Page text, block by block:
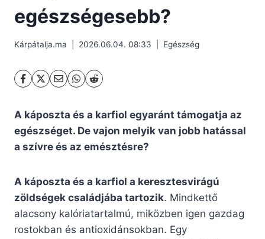
egészségesebb?
Kárpátalja.ma 2026.06.04. 08:33 Egészség
A káposzta és a karfiol egyaránt támogatja az
egészséget. De vajon melyik van jobb hatással
a szívre és az emésztésre?
A káposzta és a karfiol a keresztesvirágú
zöldségek családjába tartozik. Mindkettő
alacsony kalóriatartalmú, miközben igen gazdag
rostokban és antioxidánsokban. Egy